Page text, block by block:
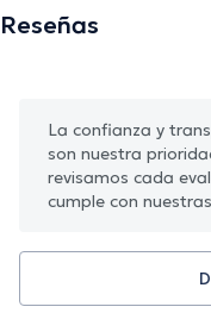
Reseñas
La confianza y
son nuestra
revisamos cada
cumple con nuestras